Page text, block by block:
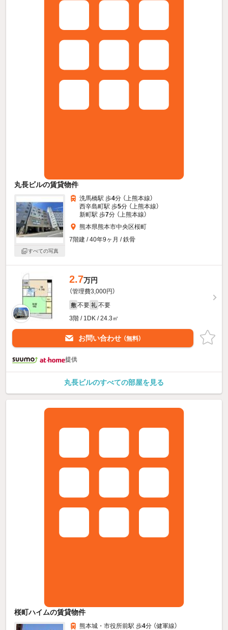
丸長ビルの賃貸物件
すべての写真
洗馬橋駅 歩4分 （上熊本線）
西辛島町駅 歩5分 （上熊本線）
新町駅 歩7分 （上熊本線）
熊本県熊本市中央区桜町
7階建 / 40年9ヶ月 / 鉄骨
2.7万円
（管理費3,000円）
敷 不要 礼 不要
3階 / 1DK / 24.3㎡
お問い合わせ （無料）
提供
丸長ビルのすべての部屋を見る
桜町ハイムの賃貸物件
熊本城・市役所前駅 歩4分 （健軍線）